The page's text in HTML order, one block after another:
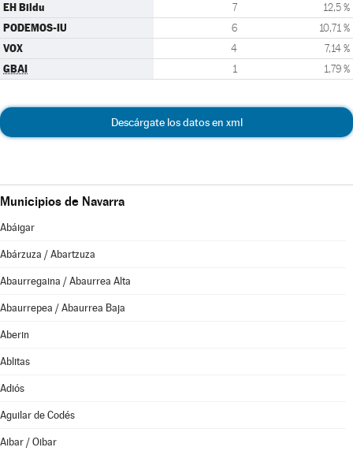
EH Bildu 7 12,5 %
PODEMOS-IU 6 10,71 %
VOX 4 7,14 %
GBAI 1 1,79 %
Descárgate los datos en xml
Municipios de Navarra
Abáigar
Abárzuza / Abartzuza
Abaurregaina / Abaurrea Alta
Abaurrepea / Abaurrea Baja
Aberin
Ablitas
Adiós
Aguilar de Codés
Aibar / Oibar